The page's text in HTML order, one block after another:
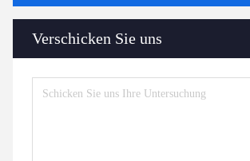
Verschicken Sie uns